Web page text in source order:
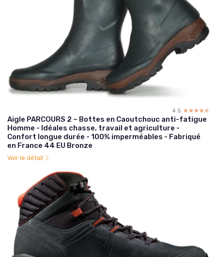
4.5 ☆☆☆☆☆
★★★★★
Aigle PARCOURS 2 – Bottes en Caoutchouc anti-fatigue
Homme - Idéales chasse, travail et agriculture -
Confort longue durée - 100% imperméables - Fabriqué
en France 44 EU Bronze
Voir le détail